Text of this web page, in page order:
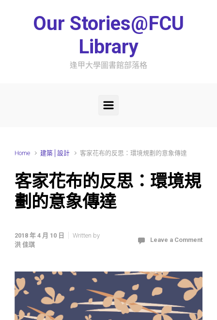
Our Stories@FCU
Library
逢甲大學圖書館部落格
Home 建築│設計 客家花布的反思：環境規劃的意象傳達
客家花布的反思：環境規
劃的意象傳達
2018 年 4 月 10 日
Written by
洪 佳琪
Leave a Comment